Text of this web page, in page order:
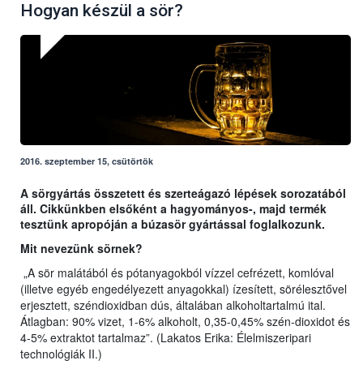
Hogyan készül a sör?
2016. szeptember 15, csütörtök
A sörgyártás összetett és szerteágazó lépések sorozatából
áll. Cikkünkben elsőként a hagyományos-, majd termék
tesztünk apropóján a búzasör gyártással foglalkozunk.
Mit nevezünk sörnek?
„A sör malátából és pótanyagokból vízzel cefrézett, komlóval
(illetve egyéb engedélyezett anyagokkal) ízesített, sörélesztővel
erjesztett, széndioxidban dús, általában alkoholtartalmú ital.
Átlagban: 90% vizet, 1-6% alkoholt, 0,35-0,45% szén-dioxidot és
4-5% extraktot tartalmaz”. (Lakatos Erika: Élelmiszeripari
technológiák II.)